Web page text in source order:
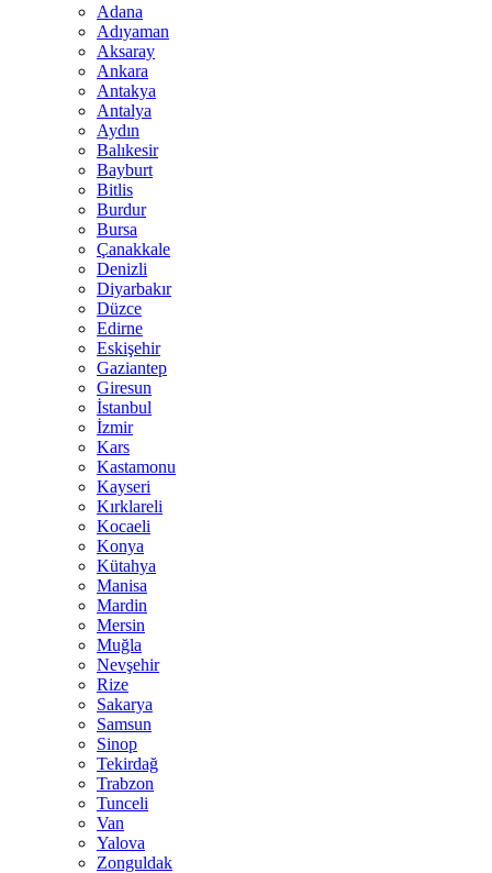
Adana
Adıyaman
Aksaray
Ankara
Antakya
Antalya
Aydın
Balıkesir
Bayburt
Bitlis
Burdur
Bursa
Çanakkale
Denizli
Diyarbakır
Düzce
Edirne
Eskişehir
Gaziantep
Giresun
İstanbul
İzmir
Kars
Kastamonu
Kayseri
Kırklareli
Kocaeli
Konya
Kütahya
Manisa
Mardin
Mersin
Muğla
Nevşehir
Rize
Sakarya
Samsun
Sinop
Tekirdağ
Trabzon
Tunceli
Van
Yalova
Zonguldak